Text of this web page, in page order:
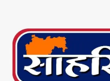
content